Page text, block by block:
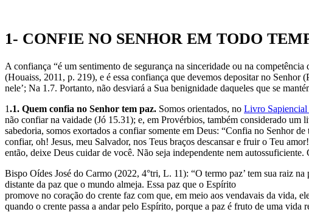
1- CONFIE NO SENHOR EM TODO
A confiança “é um sentimento de segurança na sinceridade ou na competência
(Houaiss, 2011, p. 219), e é essa confiança que devemos depositar no
nele’; Na 1.7. Portanto, não desviará a Sua benignidade daqueles que se
1.1. Quem confia no Senhor tem paz. Somos orientados, no Livro Sapiencial
não confiar na vaidade (Jó 15.31); e, em Provérbios, também considerado um
sabedoria, somos exortados a confiar somente em Deus: “Confia no Senhor
confiar, oh! Jesus, meu Salvador, nos Teus braços descansar e fruir o Teu
então, deixe Deus cuidar de você. Não seja independente nem
Bispo Oídes José do Carmo (2022, 4°tri, L. 11): “O termo paz’ tem sua raiz
distante da paz que o mundo almeja. Essa paz que o Espírito
promove no coração do crente faz com que, em meio aos vendavais da vida,
quando o crente passa a andar pelo Espírito, porque a paz é fruto de uma vida